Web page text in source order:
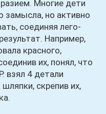
Многие дети
замысла, но активно
соединяя лего-
Например,
красного,
их, понял, что
взял 4 детали
скрепив их,